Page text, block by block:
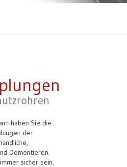
haben Sie die
der
Demontieren.
sicher sein,